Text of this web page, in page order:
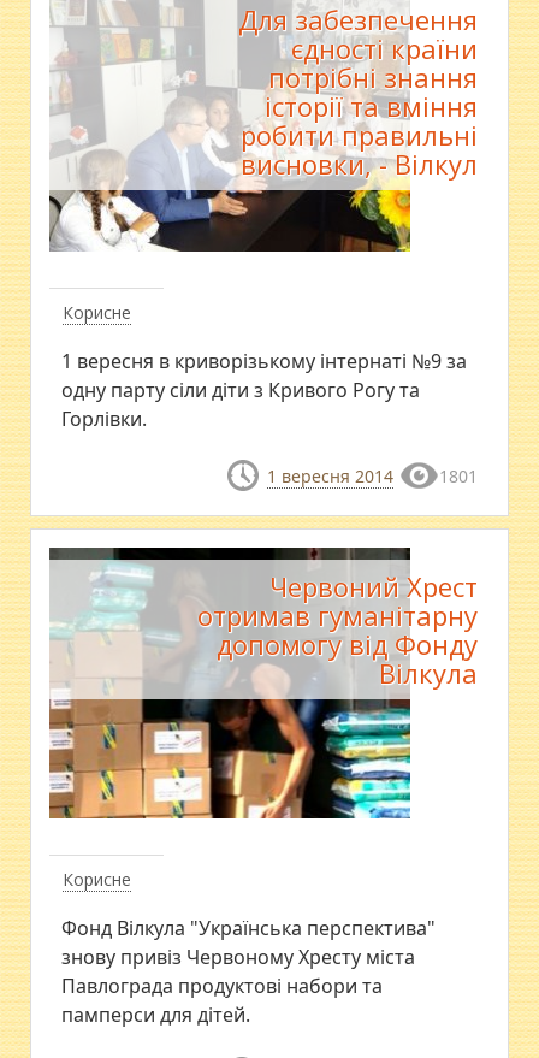
Корисне
Для забезпечення
єдності країни
потрібні знання
історії та вміння
робити правильні
висновки, - Вілкул
1 вересня в криворізькому інтернаті №9 за
одну парту сіли діти з Кривого Рогу та
Горлівки.
1 вересня 2014 1801
Корисне
Червоний Хрест
отримав гуманітарну
допомогу від Фонду
Вілкула
Фонд Вілкула "Українська перспектива"
знову привіз Червоному Хресту міста
Павлограда продуктові набори та
памперси для дітей.